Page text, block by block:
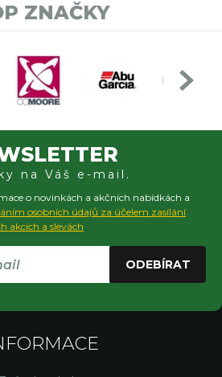
ZNAČKY
na Váš e-mail.
o novinkách a akčních nabídkách a
osobních údajů za účelem zasílání
akcích a slevách
ODEBÍRAT